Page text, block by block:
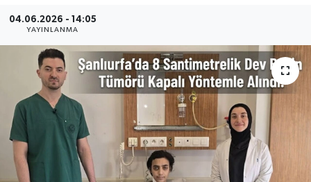
04.06.2026 - 14:05
YAYINLANMA